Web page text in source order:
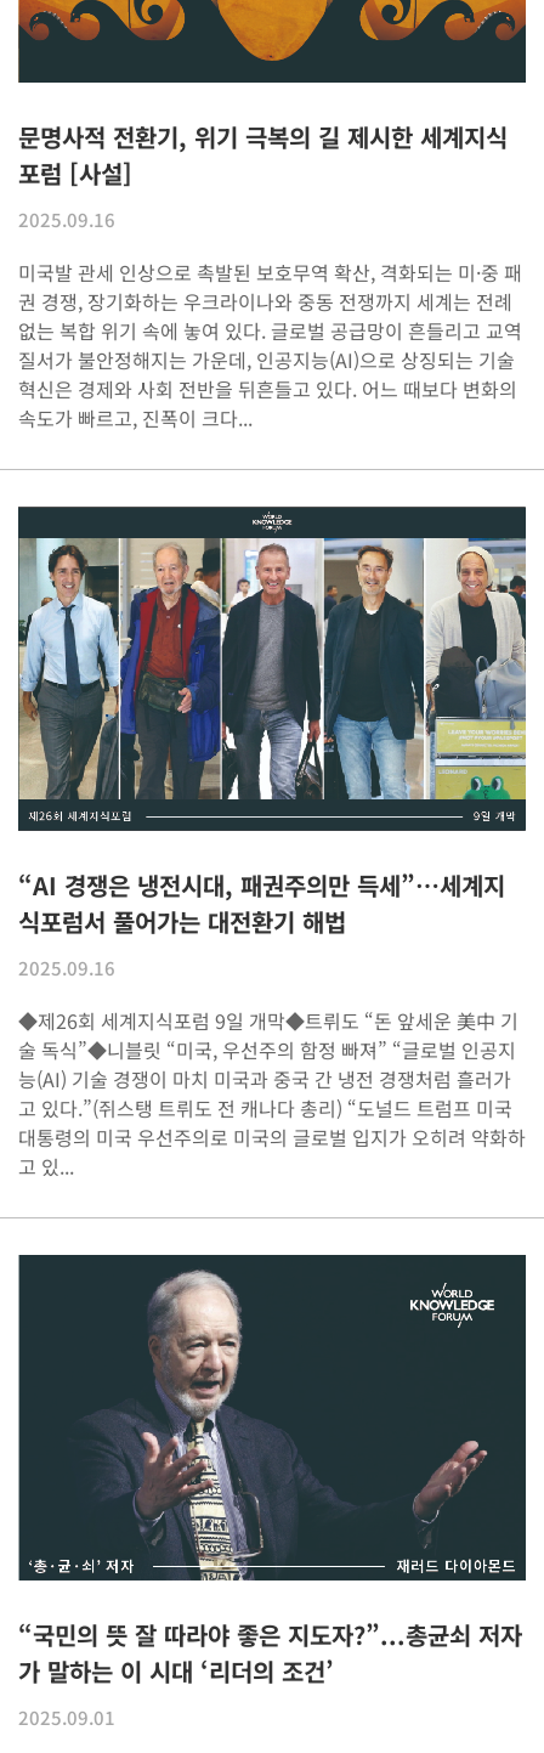
문명사적 전환기, 위기 극복의 길 제시한 세계지식
포럼 [사설]
2025.09.16
미국발 관세 인상으로 촉발된 보호무역 확산, 격화되는 미·중 패
권 경쟁, 장기화하는 우크라이나와 중동 전쟁까지 세계는 전례
없는 복합 위기 속에 놓여 있다. 글로벌 공급망이 흔들리고 교역
질서가 불안정해지는 가운데, 인공지능(AI)으로 상징되는 기술
혁신은 경제와 사회 전반을 뒤흔들고 있다. 어느 때보다 변화의
속도가 빠르고, 진폭이 크다...
“AI 경쟁은 냉전시대, 패권주의만 득세”…세계지
식포럼서 풀어가는 대전환기 해법
2025.09.16
◆제26회 세계지식포럼 9일 개막◆​트뤼도 “돈 앞세운 美中 기
술 독식”◆니블릿 “미국, 우선주의 함정 빠져”​ “글로벌 인공지
능(AI) 기술 경쟁이 마치 미국과 중국 간 냉전 경쟁처럼 흘러가
고 있다.”(쥐스탱 트뤼도 전 캐나다 총리) “도널드 트럼프 미국
대통령의 미국 우선주의로 미국의 글로벌 입지가 오히려 약화하
고 있...
“국민의 뜻 잘 따라야 좋은 지도자?”...총균쇠 저자
가 말하는 이 시대 ‘리더의 조건’
2025.09.01